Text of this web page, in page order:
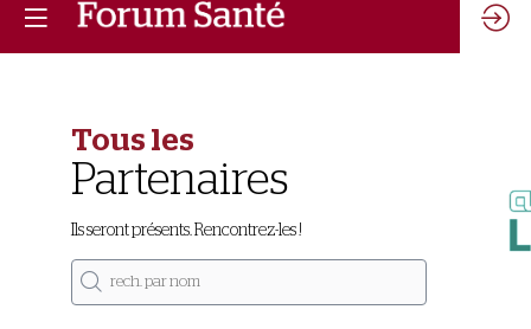
Tous les
Partenaires
Ils seront présents. Rencontrez-les !